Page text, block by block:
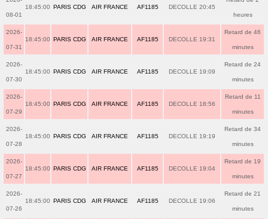
08-01
18:45:00 PARIS CDG AIR FRANCE AF1185 DECOLLE 20:45
heures
2026-
07-31
18:45:00 PARIS CDG AIR FRANCE AF1185 DECOLLE 19:31
Retard de 46
minutes
2026-
07-30
18:45:00 PARIS CDG AIR FRANCE AF1185 DECOLLE 19:09
Retard de 24
minutes
2026-
07-29
18:45:00 PARIS CDG AIR FRANCE AF1185 DECOLLE 18:56
Retard de 11
minutes
2026-
07-28
18:45:00 PARIS CDG AIR FRANCE AF1185 DECOLLE 19:19
Retard de 34
minutes
2026-
07-27
18:45:00 PARIS CDG AIR FRANCE AF1185 DECOLLE 19:04
Retard de 19
minutes
2026-
07-26
18:45:00 PARIS CDG AIR FRANCE AF1185 DECOLLE 19:06
Retard de 21
minutes